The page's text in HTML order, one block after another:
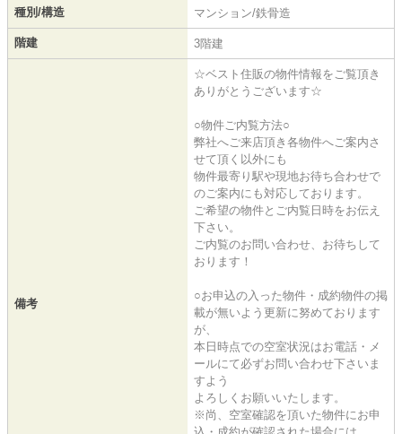
種別/構造 マンション/鉄骨造
階建 3階建
備考
☆ベスト住販の物件情報をご覧頂き
ありがとうございます☆
○物件ご内覧方法○
弊社へご来店頂き各物件へご案内さ
せて頂く以外にも
物件最寄り駅や現地お待ち合わせで
のご案内にも対応しております。
ご希望の物件とご内覧日時をお伝え
下さい。
ご内覧のお問い合わせ、お待ちして
おります！
○お申込の入った物件・成約物件の掲
載が無いよう更新に努めております
が、
本日時点での空室状況はお電話・メ
ールにて必ずお問い合わせ下さいま
すよう
よろしくお願いいたします。
※尚、空室確認を頂いた物件にお申